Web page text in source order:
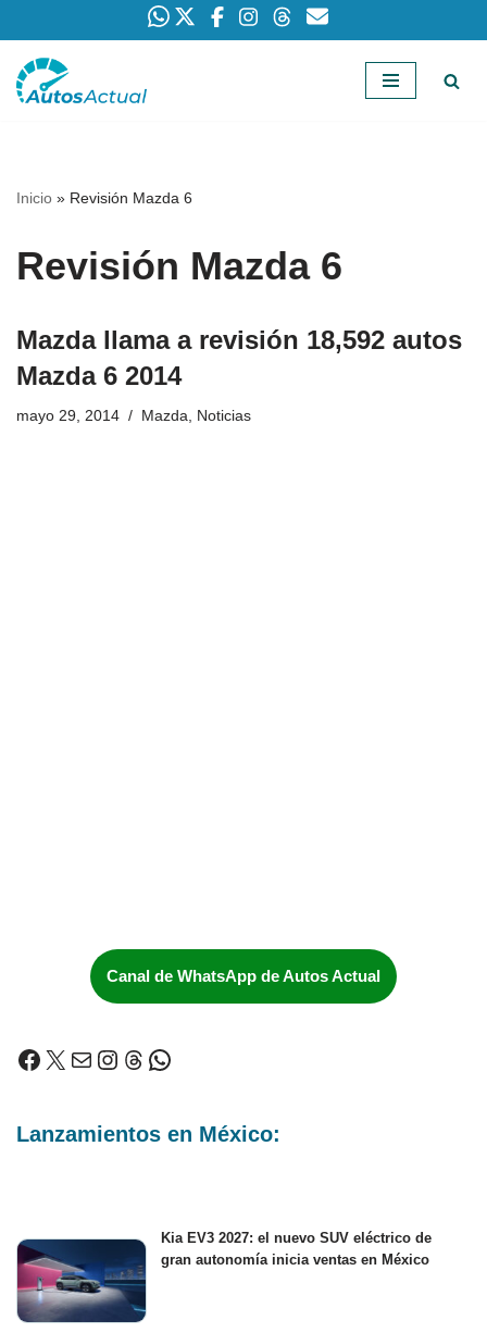
Saltar
Inicio » Revisión Mazda 6
Revisión Mazda 6
Mazda llama a revisión 18,592 autos
Mazda 6 2014
mayo 29, 2014 Mazda, Noticias
Canal de WhatsApp de Autos Actual
Lanzamientos en México:
Kia EV3 2027: el nuevo SUV eléctrico de
gran autonomía inicia ventas en México